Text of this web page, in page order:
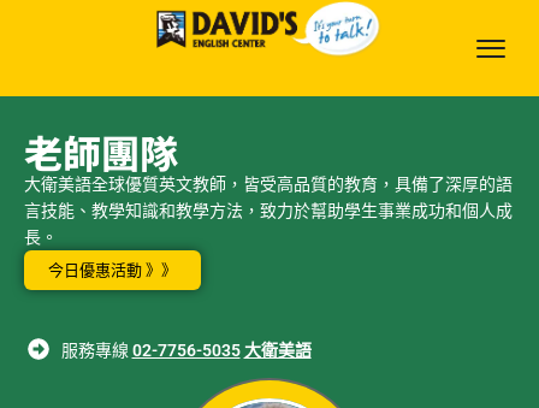
老師團隊
大衛美語全球優質英文教師，皆受高品質的教育，具備了深厚的語
言技能、教學知識和教學方法，致力於幫助學生事業成功和個人成
長。
服務專線 02-7756-5035 大衛美語
今日優惠活動 》》